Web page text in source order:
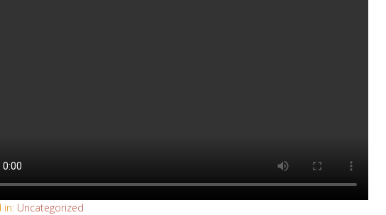
in: Uncategorized